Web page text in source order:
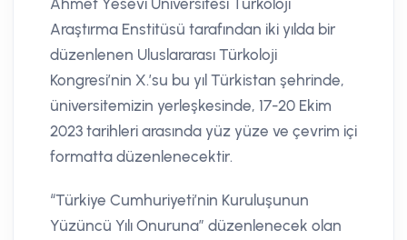
Araştırma Enstitüsü tarafından iki yılda bir
düzenlenen Uluslararası Türkoloji
Kongresi’nin X.’su bu yıl Türkistan şehrinde,
üniversitemizin yerleşkesinde, 17-20 Ekim
2023 tarihleri arasında yüz yüze ve çevrim içi
formatta düzenlenecektir.
“Türkiye Cumhuriyeti’nin Kuruluşunun
Yüzüncü Yılı Onuruna” düzenlenecek olan